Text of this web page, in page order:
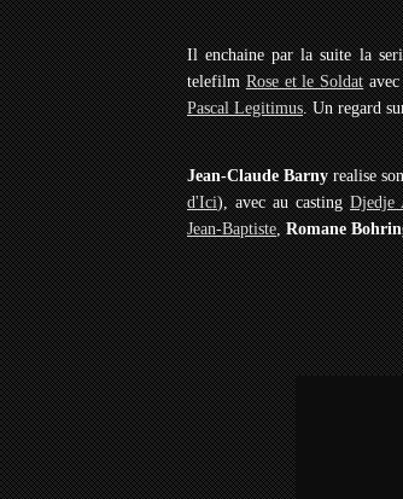
Il enchaine par la suite la
telefilmRose et le Soldatavec
Pascal Legitimus. Un regard
Jean-Claude Barnyrealise
d'Ici), avec au castingDjedje
Jean-Baptiste,Romane